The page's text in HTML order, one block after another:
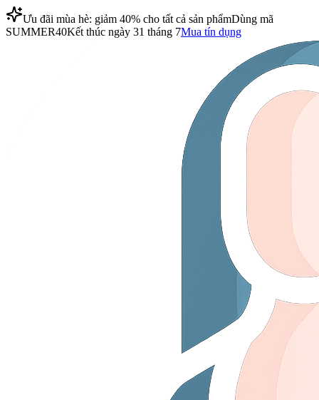
Ưu đãi mùa hè: giảm 40% cho tất cả sản phẩmDùng mã
SUMMER40Kết thúc ngày 31 tháng 7Mua tín dụng